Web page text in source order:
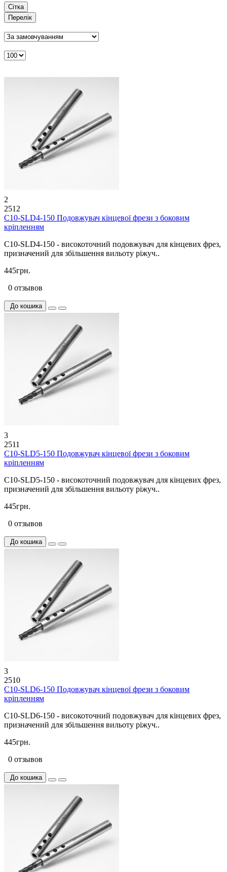
Сітка
Перелік
2
2512
C10-SLD4-150 Подовжувач кінцевої фрези з боковим
кріпленням
C10-SLD4-150 - високоточний подовжувач для кінцевих фрез,
призначений для збільшення вильоту ріжуч..
445грн.
0 отзывов
До кошика
3
2511
C10-SLD5-150 Подовжувач кінцевої фрези з боковим
кріпленням
C10-SLD5-150 - високоточний подовжувач для кінцевих фрез,
призначений для збільшення вильоту ріжуч..
445грн.
0 отзывов
До кошика
3
2510
C10-SLD6-150 Подовжувач кінцевої фрези з боковим
кріпленням
C10-SLD6-150 - високоточний подовжувач для кінцевих фрез,
призначений для збільшення вильоту ріжуч..
445грн.
0 отзывов
До кошика